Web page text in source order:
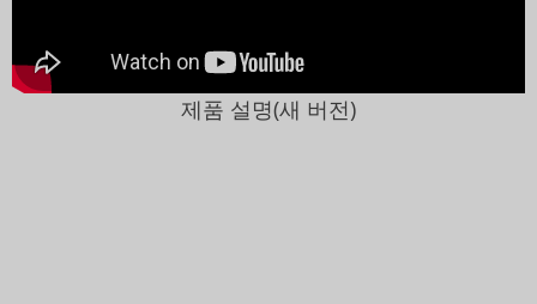
제품 설명(새 버전)